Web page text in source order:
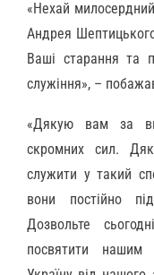
«Нехай
Андрея
Ваші старання та
служіння», –
«Дякую вам за
скромних сил.
служити у такий
вони постійно
Дозвольте
посвятити нашим